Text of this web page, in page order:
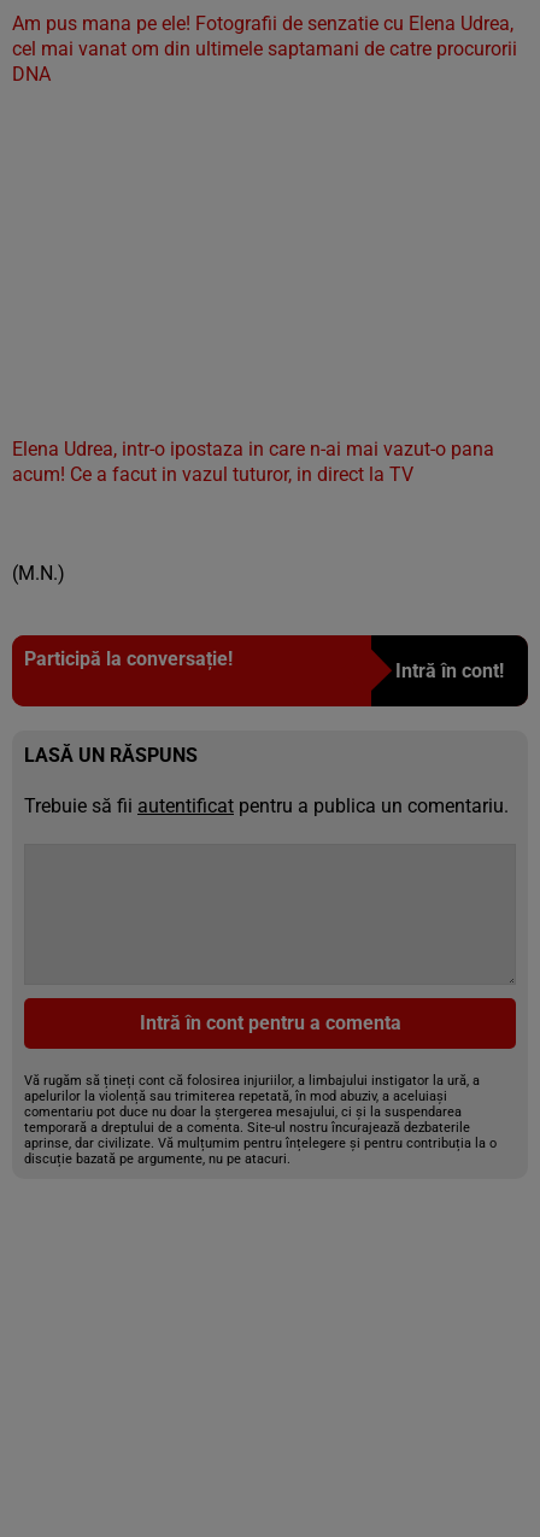
Am pus mana pe ele! Fotografii de senzatie cu Elena Udrea,
cel mai vanat om din ultimele saptamani de catre procurorii
DNA
Elena Udrea, intr-o ipostaza in care n-ai mai vazut-o pana
acum! Ce a facut in vazul tuturor, in direct la TV
(M.N.)
Participă la conversație!
Intră în cont!
LASĂ UN RĂSPUNS
Trebuie să fii autentificat pentru a publica un comentariu.
Intră în cont pentru a comenta
Vă rugăm să țineți cont că folosirea injuriilor, a limbajului instigator la ură, a
apelurilor la violență sau trimiterea repetată, în mod abuziv, a aceluiași
comentariu pot duce nu doar la ștergerea mesajului, ci și la suspendarea
temporară a dreptului de a comenta. Site-ul nostru încurajează dezbaterile
aprinse, dar civilizate. Vă mulțumim pentru înțelegere și pentru contribuția la o
discuție bazată pe argumente, nu pe atacuri.